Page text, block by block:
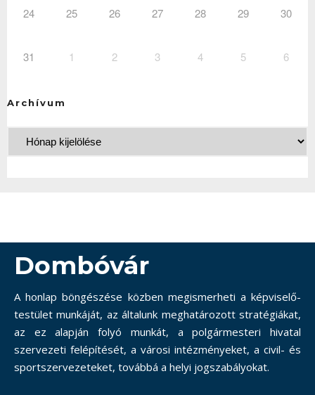
24 25 26 27 28 29 30
31 1 2 3 4 5 6
Archívum
Dombóvár
A honlap böngészése közben megismerheti a képviselő-
testület munkáját, az általunk meghatározott stratégiákat,
az ez alapján folyó munkát, a polgármesteri hivatal
szervezeti felépítését, a városi intézményeket, a civil- és
sportszervezeteket, továbbá a helyi jogszabályokat.